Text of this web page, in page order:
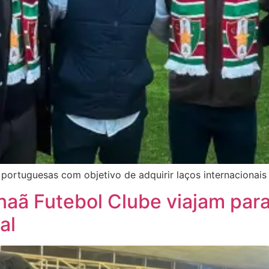
com objetivo de adquirir laços internacionais
Futebol Clube viajam